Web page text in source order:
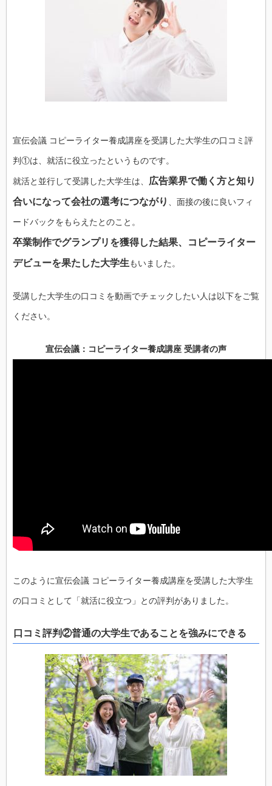
宣伝会議 コピーライター養成講座を受講した大学生の口コミ評
判①は、就活に役立ったというものです。
就活と並行して受講した大学生は、 広告業界で働く方と知り
合いになって会社の選考につながり 、面接の後に良いフィ
ードバックをもらえたとのこと。
卒業制作でグランプリを獲得した結果、コピーライター
デビューを果たした大学生もいました。
受講した大学生の口コミを動画でチェックしたい人は以下をご覧
ください。
宣伝会議：コピーライター養成講座 受講者の声
このように宣伝会議 コピーライター養成講座を受講した大学生
の口コミとして「就活に役立つ」との評判がありました。
口コミ評判②普通の大学生であることを強みにできる